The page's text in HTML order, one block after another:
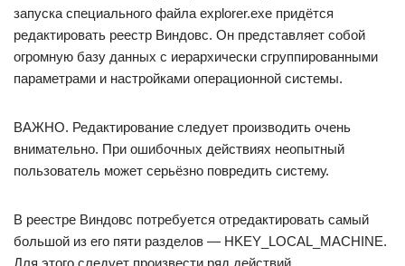
запуска специального файла explorer.exe придётся
редактировать реестр Виндовс. Он представляет собой
огромную базу данных с иерархически сгруппированными
параметрами и настройками операционной системы.
ВАЖНО. Редактирование следует производить очень
внимательно. При ошибочных действиях неопытный
пользователь может серьёзно повредить систему.
В реестре Виндовс потребуется отредактировать самый
большой из его пяти разделов — HKEY_LOCAL_MACHINE.
Для этого следует произвести ряд действий.